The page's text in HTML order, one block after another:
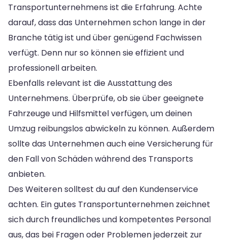
Transportunternehmens ist die Erfahrung. Achte
darauf, dass das Unternehmen schon lange in der
Branche tätig ist und über genügend Fachwissen
verfügt. Denn nur so können sie effizient und
professionell arbeiten.
Ebenfalls relevant ist die Ausstattung des
Unternehmens. Überprüfe, ob sie über geeignete
Fahrzeuge und Hilfsmittel verfügen, um deinen
Umzug reibungslos abwickeln zu können. Außerdem
sollte das Unternehmen auch eine Versicherung für
den Fall von Schäden während des Transports
anbieten.
Des Weiteren solltest du auf den Kundenservice
achten. Ein gutes Transportunternehmen zeichnet
sich durch freundliches und kompetentes Personal
aus, das bei Fragen oder Problemen jederzeit zur